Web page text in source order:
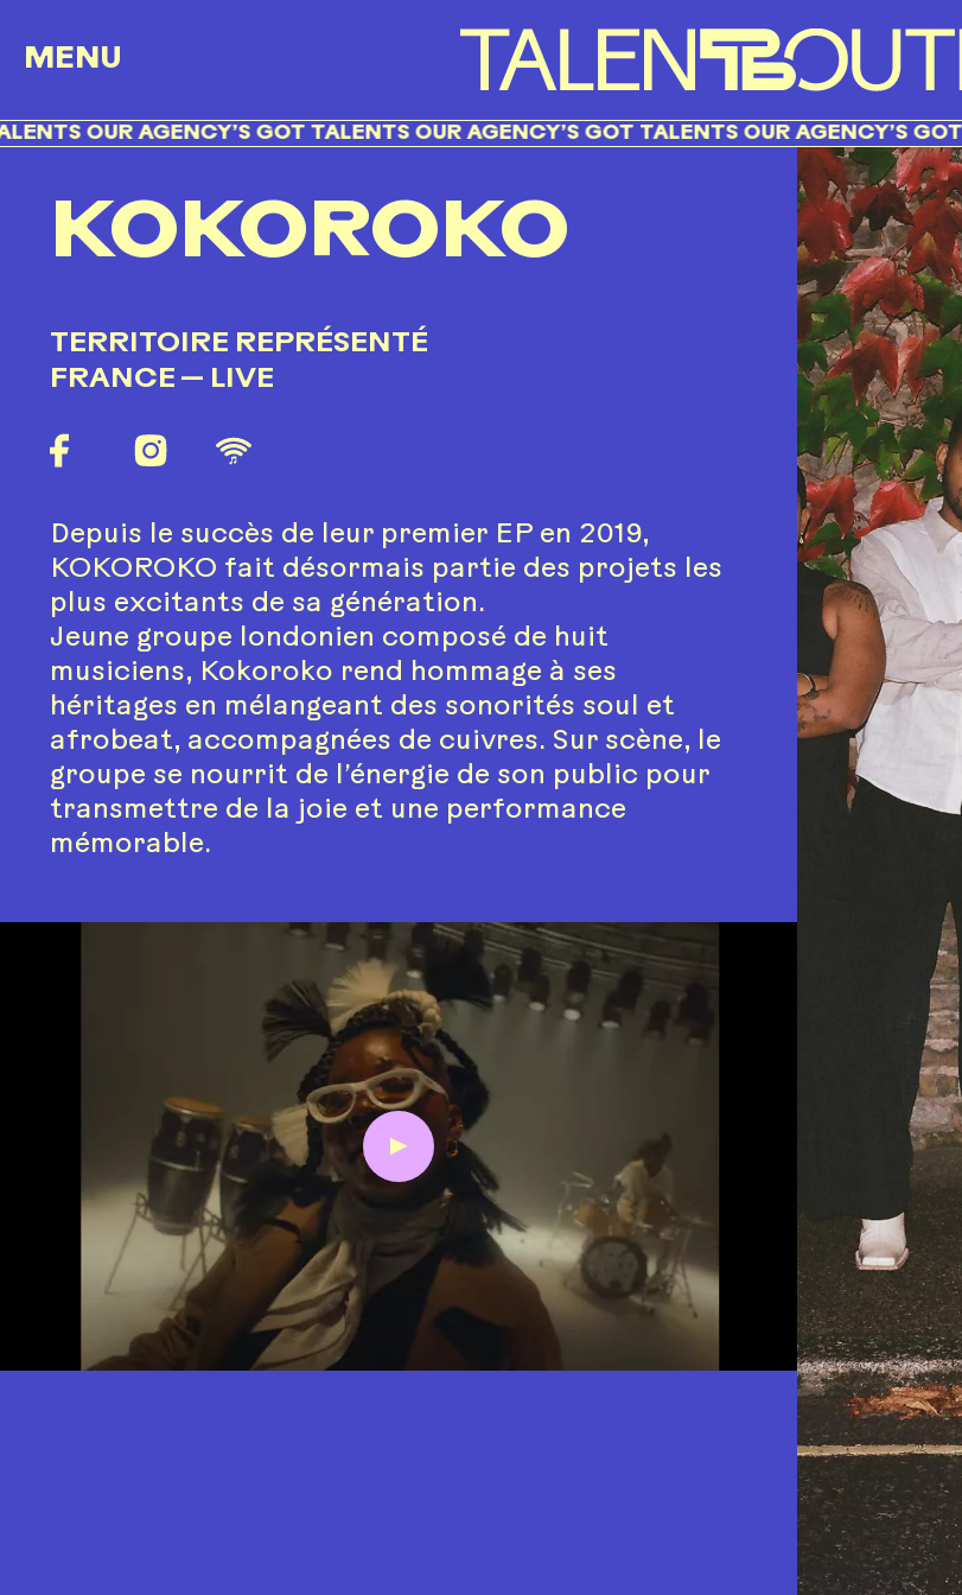
MENU
AGENCY’S GOT TALENTS OUR AGENCY’S GOT TALENTS OUR AGENCY’S GOT
KOKOROKO
TERRITOIRE REPRÉSENTÉ
FRANCE — LIVE
Depuis le succès de leur premier EP en 2019,
KOKOROKO fait désormais partie des projets les
plus excitants de sa génération.
Jeune groupe londonien composé de huit
musiciens, Kokoroko rend hommage à ses
héritages en mélangeant des sonorités soul et
afrobeat, accompagnées de cuivres. Sur scène, le
groupe se nourrit de l’énergie de son public pour
transmettre de la joie et une performance
mémorable.